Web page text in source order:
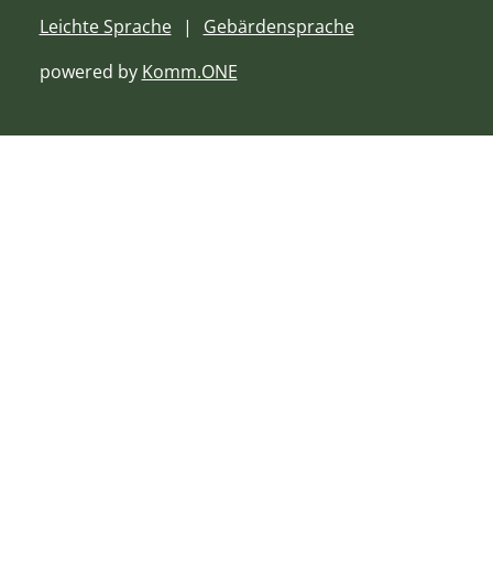
Leichte Sprache
Gebärdensprache
powered by Komm.ONE